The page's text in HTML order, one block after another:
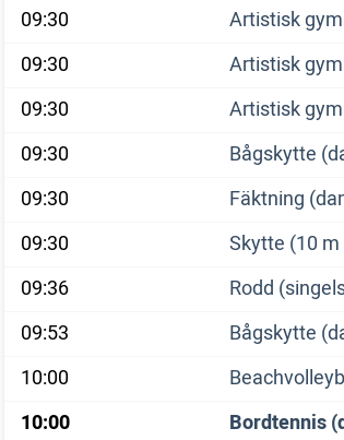
09:30
Artistisk
09:30
Artistisk
09:30
Artistisk
09:30
Bågskytte
09:30
Fäktning
09:30
Skytte (10
09:36
Rodd
09:53
Bågskytte
10:00
10:00
Bordtennis